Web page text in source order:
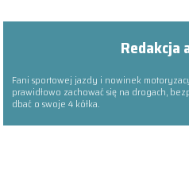
Redakcja
Fani sportowej jazdy i nowinek
prawidłowo zachować się na drogach,
dbać o swoje 4 kółka.